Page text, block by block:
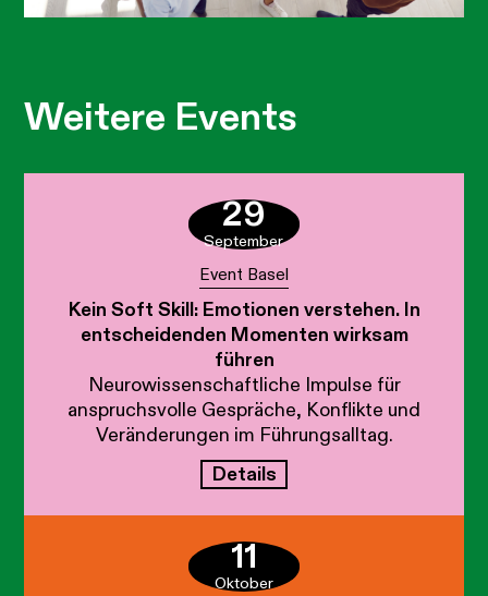
Weitere Events
29
September
Event Basel
Kein Soft Skill: Emotionen verstehen. In
entscheidenden Momenten wirksam
führen
Neurowissenschaftliche Impulse für
anspruchsvolle Gespräche, Konflikte und
Veränderungen im Führungsalltag.
Details
11
Oktober